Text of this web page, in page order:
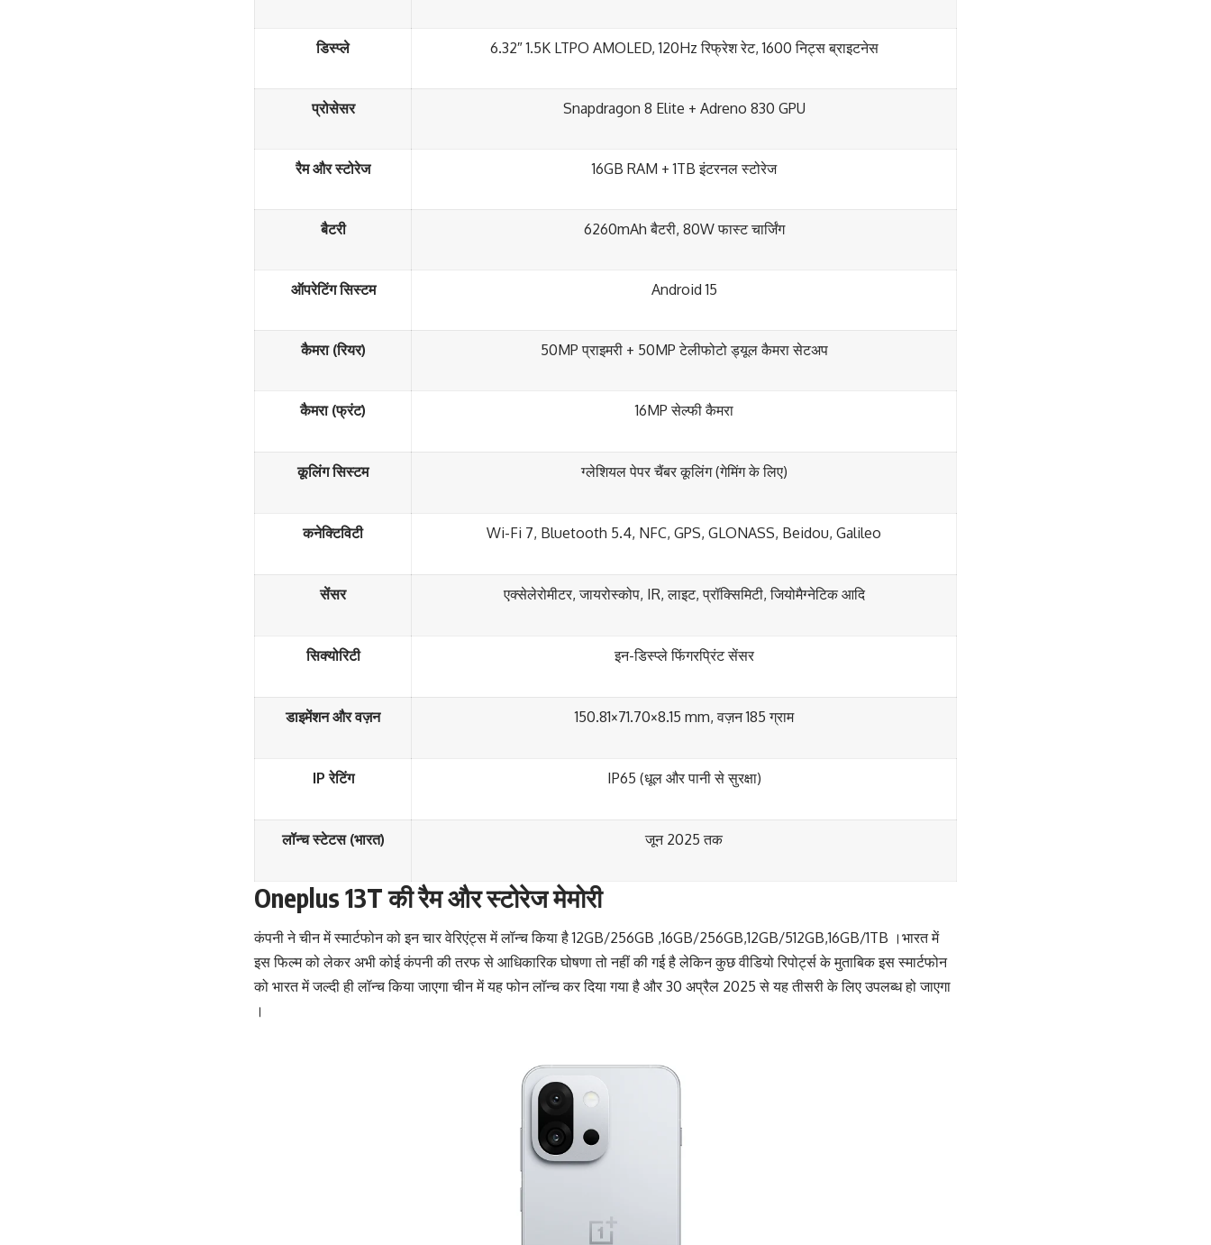
डिस्प्ले 6.32″ 1.5K LTPO AMOLED, 120Hz रिफ्रेश रेट, 1600 निट्स ब्राइटनेस
प्रोसेसर Snapdragon 8 Elite + Adreno 830 GPU
रैम और स्टोरेज 16GB RAM + 1TB इंटरनल स्टोरेज
बैटरी 6260mAh बैटरी, 80W फास्ट चार्जिंग
ऑपरेटिंग सिस्टम Android 15
कैमरा (रियर) 50MP प्राइमरी + 50MP टेलीफोटो ड्यूल कैमरा सेटअप
कैमरा (फ्रंट) 16MP सेल्फी कैमरा
कूलिंग सिस्टम ग्लेशियल पेपर चैंबर कूलिंग (गेमिंग के लिए)
कनेक्टिविटी Wi-Fi 7, Bluetooth 5.4, NFC, GPS, GLONASS, Beidou, Galileo
सेंसर एक्सेलेरोमीटर, जायरोस्कोप, IR, लाइट, प्रॉक्सिमिटी, जियोमैग्नेटिक आदि
सिक्योरिटी इन-डिस्प्ले फिंगरप्रिंट सेंसर
डाइमेंशन और वज़न 150.81×71.70×8.15 mm, वज़न 185 ग्राम
IP रेटिंग IP65 (धूल और पानी से सुरक्षा)
लॉन्च स्टेटस (भारत) जून 2025 तक
Oneplus 13T की रैम और स्टोरेज मेमोरी
कंपनी ने चीन में स्मार्टफोन को इन चार वेरिएंट्स में लॉन्च किया है12GB/256GB ,16GB/256GB,12GB/512GB,16GB/1TB ।भारत में
इस फिल्म को लेकर अभी कोई कंपनी की तरफ से आधिकारिक घोषणा तो नहीं की गई है लेकिन कुछ वीडियो रिपोर्ट्स के मुताबिक इस स्मार्टफोन
को भारत में जल्दी ही लॉन्च किया जाएगा चीन में यह फोन लॉन्च कर दिया गया है और 30 अप्रैल 2025 से यह तीसरी के लिए उपलब्ध हो जाएगा
।